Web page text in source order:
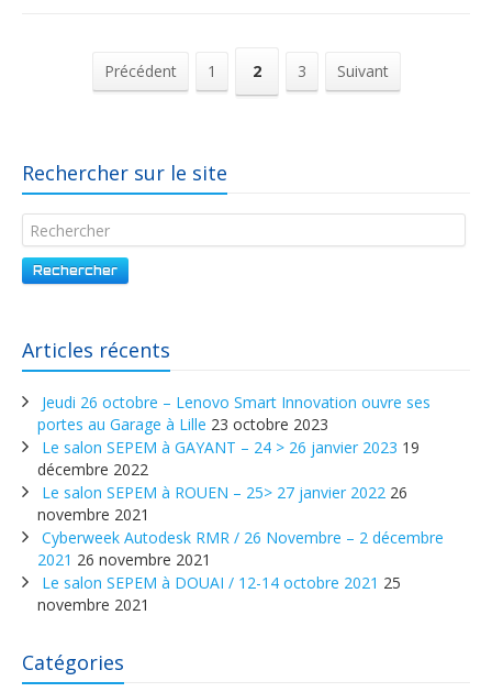
Précédent 1 2 3 Suivant
Rechercher sur le site
Rechercher
Articles récents
Jeudi 26 octobre – Lenovo Smart Innovation ouvre ses
portes au Garage à Lille 23 octobre 2023
Le salon SEPEM à GAYANT – 24 > 26 janvier 2023 19
décembre 2022
Le salon SEPEM à ROUEN – 25> 27 janvier 2022 26
novembre 2021
Cyberweek Autodesk RMR / 26 Novembre – 2 décembre
2021 26 novembre 2021
Le salon SEPEM à DOUAI / 12-14 octobre 2021 25
novembre 2021
Catégories